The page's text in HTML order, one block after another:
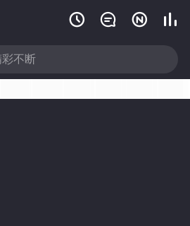
   